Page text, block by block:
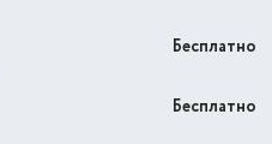
Бесплатно
Бесплатно